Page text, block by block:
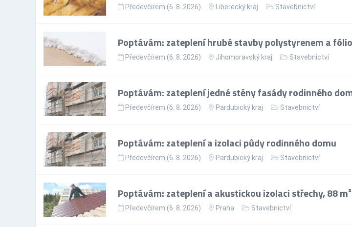
Předevčírem (6. 8. 2026) Liberecký kraj Stavebnictví
Poptávám: zateplení hrubé stavby polystyrenem a
Předevčírem (6. 8. 2026) Jihomoravský kraj Stavebnictví
Poptávám: zateplení jedné stěny fasády rodinného
Předevčírem (6. 8. 2026) Pardubický kraj Stavebnictví
Poptávám: zateplení a izolaci půdy rodinného domu
Předevčírem (6. 8. 2026) Pardubický kraj Stavebnictví
Poptávám: zateplení a akustickou izolaci střechy, 88 m²
Předevčírem (6. 8. 2026) Praha Stavebnictví